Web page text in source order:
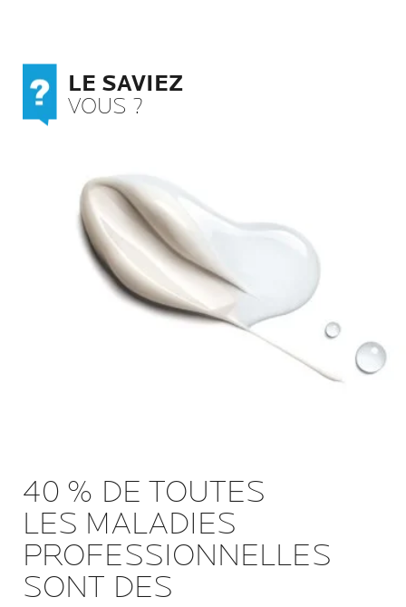
LE SAVIEZ
VOUS ?
40 % DE TOUTES
LES MALADIES
PROFESSIONNELLES
SONT DES